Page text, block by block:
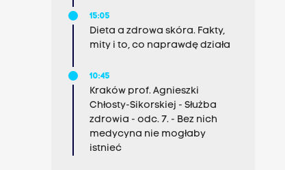
15:05
Dieta a zdrowa skóra. Fakty,
mity i to, co naprawdę działa
10:45
Kraków prof. Agnieszki
Chłosty-Sikorskiej - Służba
zdrowia - odc. 7. - Bez nich
medycyna nie mogłaby
istnieć